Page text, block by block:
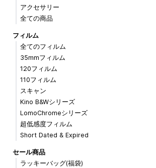
アクセサリー
全ての商品
フィルム
全てのフィルム
35mmフィルム
120フィルム
110フィルム
スキャン
Kino B&Wシリーズ
LomoChromeシリーズ
超低感度フィルム
Short Dated & Expired
セール商品
ラッキーバッグ(福袋)